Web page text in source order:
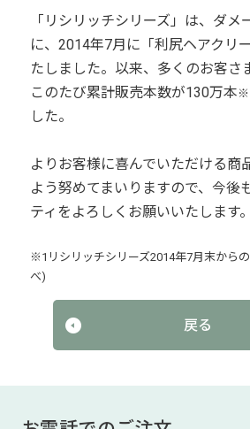
「リシリッチシリーズ」は、ダメ
に、2014年7月に「利尻ヘアクリ
たしました。以来、多くのお客さ
このたび累計販売本数が130万本
した。
よりお客様に喜んでいただける商
よう努めてまいりますので、今後
ティをよろしくお願いいたします。
※1リシリッチシリーズ2014年7月末から
べ)